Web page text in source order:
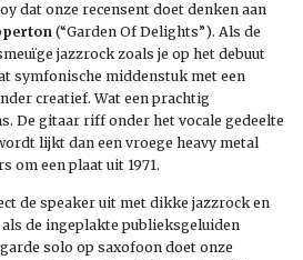
dat onze recensent doet denken aan
(“Garden Of Delights”). Als de
jazzrock zoals je op het debuut
symfonische middenstuk met een
creatief. Wat een prachtig
De gitaar riff onder het vocale gedeelte
lijkt dan een vroege heavy metal
om een plaat uit 1971.
de speaker uit met dikke jazzrock en
de ingeplakte publieksgeluiden
solo op saxofoon doet onze